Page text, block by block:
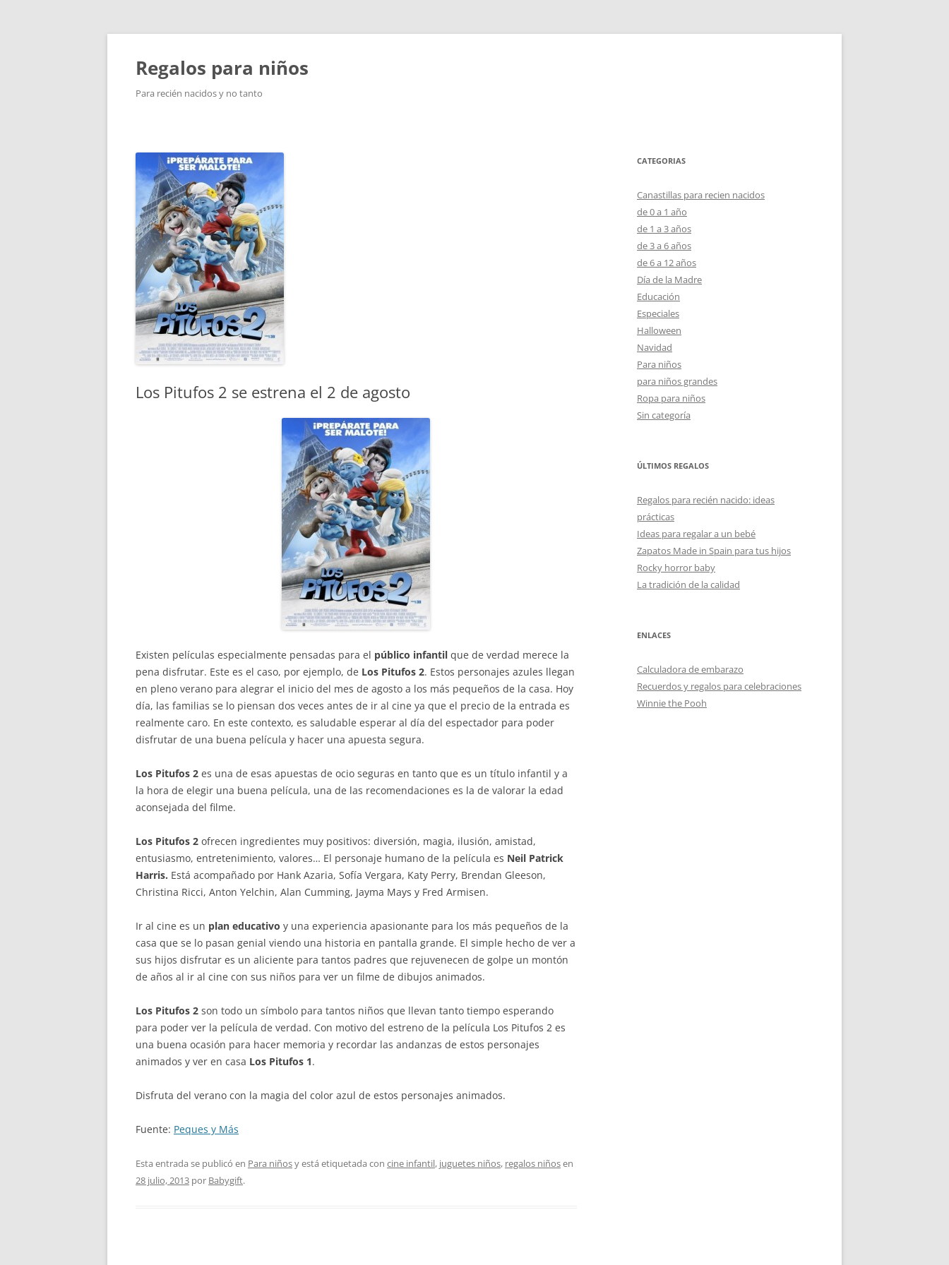
Saltar
contenido
Regalos para niños
Para recién nacidos y no tanto
Los Pitufos 2 se estrena el 2 de agosto
Existen películas especialmente pensadas para el público infantil que de verdad merece la
pena disfrutar. Este es el caso, por ejemplo, de Los Pitufos 2. Estos personajes azules llegan
en pleno verano para alegrar el inicio del mes de agosto a los más pequeños de la casa. Hoy
día, las familias se lo piensan dos veces antes de ir al cine ya que el precio de la entrada es
realmente caro. En este contexto, es saludable esperar al día del espectador para poder
disfrutar de una buena película y hacer una apuesta segura.
Los Pitufos 2 es una de esas apuestas de ocio seguras en tanto que es un título infantil y a
la hora de elegir una buena película, una de las recomendaciones es la de valorar la edad
aconsejada del filme.
Los Pitufos 2 ofrecen ingredientes muy positivos: diversión, magia, ilusión, amistad,
entusiasmo, entretenimiento, valores… El personaje humano de la película es Neil Patrick
Harris. Está acompañado por Hank Azaria, Sofía Vergara, Katy Perry, Brendan Gleeson,
Christina Ricci, Anton Yelchin, Alan Cumming, Jayma Mays y Fred Armisen.
Ir al cine es un plan educativo y una experiencia apasionante para los más pequeños de la
casa que se lo pasan genial viendo una historia en pantalla grande. El simple hecho de ver a
sus hijos disfrutar es un aliciente para tantos padres que rejuvenecen de golpe un montón
de años al ir al cine con sus niños para ver un filme de dibujos animados.
Los Pitufos 2 son todo un símbolo para tantos niños que llevan tanto tiempo esperando
para poder ver la película de verdad. Con motivo del estreno de la película Los Pitufos 2 es
una buena ocasión para hacer memoria y recordar las andanzas de estos personajes
animados y ver en casa Los Pitufos 1.
Disfruta del verano con la magia del color azul de estos personajes animados.
Fuente: Peques y Más
Esta entrada se publicó en Para niñosy está etiquetada con cine infantil, juguetes niños, regalos niñosen
28 julio, 2013 por Babygift.
CATEGORIAS
Canastillas para recien nacidos
de 0 a 1 año
de 1 a 3 años
de 3 a 6 años
de 6 a 12 años
Día de la Madre
Educación
Especiales
Halloween
Navidad
Para niños
para niños grandes
Ropa para niños
Sin categoría
ÚLTIMOS REGALOS
Regalos para recién nacido: ideas
prácticas
Ideas para regalar a un bebé
Zapatos Made in Spain para tus hijos
Rocky horror baby
La tradición de la calidad
ENLACES
Calculadora de embarazo
Recuerdos y regalos para celebraciones
Winnie the Pooh